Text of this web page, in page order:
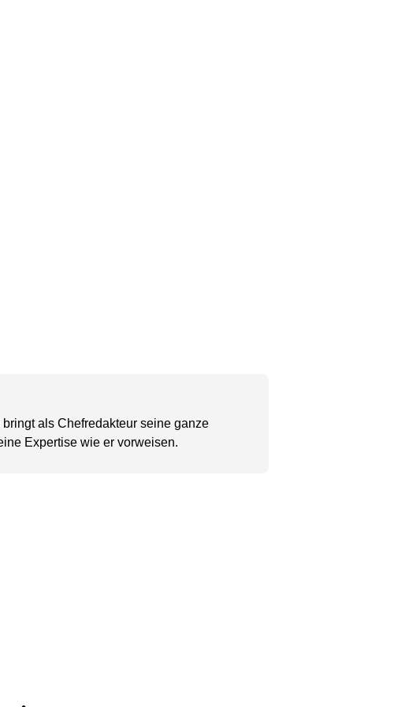
als Chefredakteur seine ganze
Expertise wie er vorweisen.